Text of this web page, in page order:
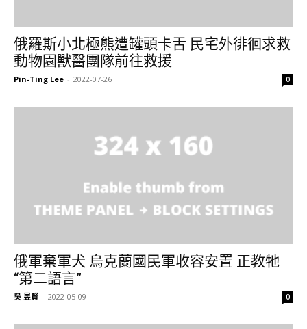
俄羅斯小北極熊遭罐頭卡舌 民宅外徘徊求救
動物園獸醫團隊前往救援
Pin-Ting Lee - 2022-07-26 0
俄軍棄軍犬 烏克蘭國民軍收容安置 正教牠
“第二語言”
吳 昱賢 - 2022-05-09 0